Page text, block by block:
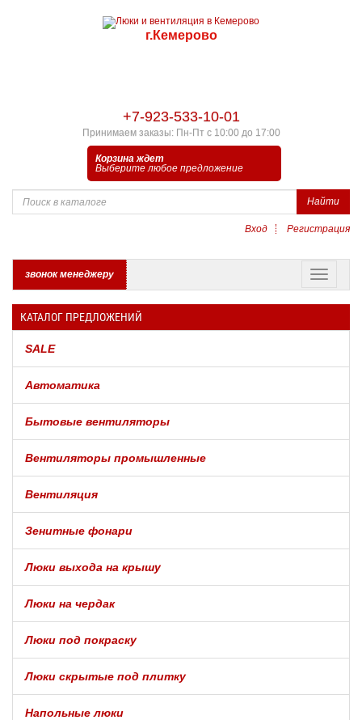
г.Кемерово
+7-923-533-10-01
Принимаем заказы: Пн-Пт с 10:00 до 17:00
Корзина ждет
Выберите любое предложение
Найти
Вход Регистрация
звонок менеджеру
КАТАЛОГ ПРЕДЛОЖЕНИЙ
SALE
Автоматика
Бытовые вентиляторы
Вентиляторы промышленные
Вентиляция
Зенитные фонари
Люки выхода на крышу
Люки на чердак
Люки под покраску
Люки скрытые под плитку
Напольные люки